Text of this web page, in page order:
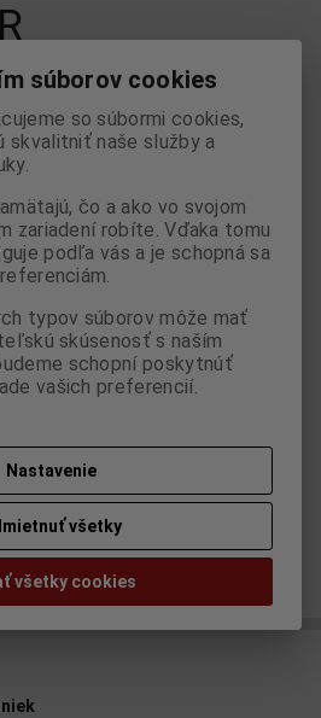
Pridať do košíka
k oblúbeným Strážny pes
súborov cookies
so súbormi cookies,
skvalitniť naše služby a
čo a ako vo svojom
zariadení robíte. Vďaka tomu
podľa vás a je schopná sa
typov súborov môže mať
skúsenosť s naším
schopní poskytnúť
vašich preferencií.
Nastavenie
všetky
všetky cookies